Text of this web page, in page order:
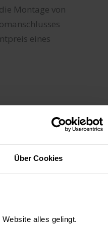
Über Cookies
alles gelingt.
Montage von
eines
eines
die